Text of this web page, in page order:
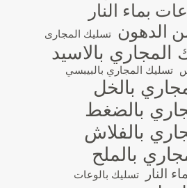
بماء النار
الدهون تسليك المجارى
المجاري بالاسيد
تسليك المجاري بالبيبسي
بالخل
بالضغط
بالفلاش
بالملح
النار تسليك بالوعات